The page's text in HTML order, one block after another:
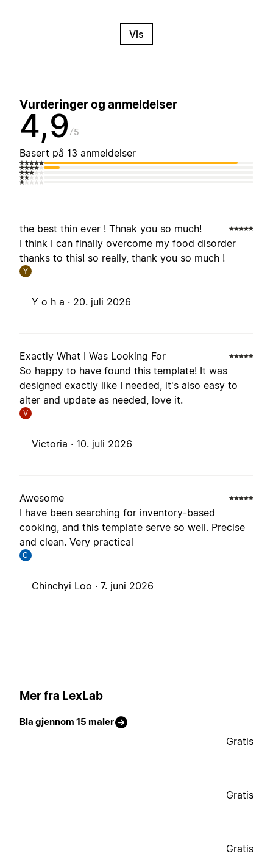
Vis
Vurderinger og anmeldelser
4,9 5
Basert på 13 anmeldelser
the best thin ever ! Thnak you so much!
I think I can finally overcome my food disorder
thanks to this! so really, thank you so much !
Y
Y o h a · 20. juli 2026
Exactly What I Was Looking For
So happy to have found this template! It was
designed exactly like I needed, it's also easy to
alter and update as needed, love it.
V
Victoria · 10. juli 2026
Awesome
I have been searching for inventory-based
cooking, and this template serve so well. Precise
and clean. Very practical
C
Chinchyi Loo · 7. juni 2026
Mer fra LexLab
Bla gjennom 15 maler
Gratis
Gratis
Gratis